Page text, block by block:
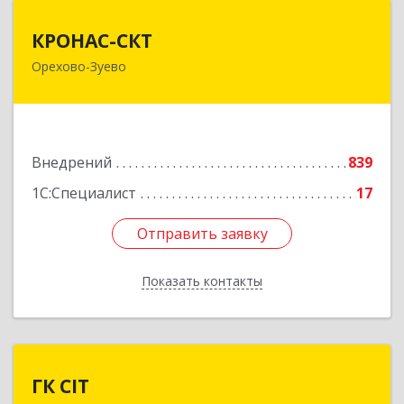
КРОНАС-СКТ
Орехово-Зуево
Внедрений
839
1С:Специалист
17
Отправить заявку
Показать контакты
142600, Московская обл, Орехово-Зуево г,
Отправить заявку
Назад
ГК CIT